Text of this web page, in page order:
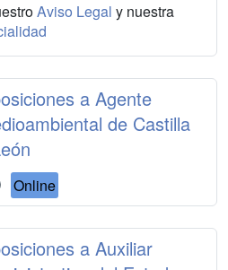
Aviso Legal y nuestra
a Agente
de Castilla
Online
a Auxiliar